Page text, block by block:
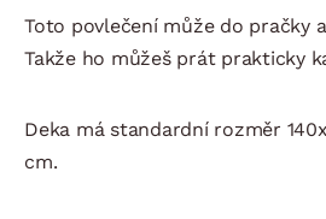
Toto povlečení může do pračky
Takže ho můžeš prát prakticky
Deka má standardní rozměr
cm.